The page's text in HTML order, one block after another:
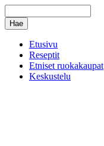
Etusivu
Reseptit
Etniset ruokakaupat
Keskustelu